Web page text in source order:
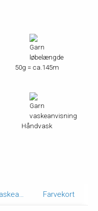
50g = ca.145m
Håndvask
Vaskeanvisning Farvekort